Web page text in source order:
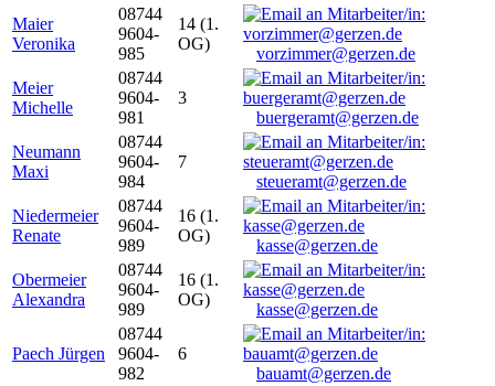
Maier
Veronika
08744
9604-
985
14 (1.
OG)
vorzimmer@gerzen.de
Meier
Michelle
08744
9604-
981
3
buergeramt@gerzen.de
Neumann
Maxi
08744
9604-
984
7
steueramt@gerzen.de
Niedermeier
Renate
08744
9604-
989
16 (1.
OG)
kasse@gerzen.de
Obermeier
Alexandra
08744
9604-
989
16 (1.
OG)
kasse@gerzen.de
Paech Jürgen
08744
9604-
982
6
bauamt@gerzen.de